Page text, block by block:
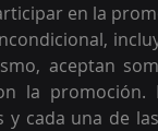
en la
aceptan
la
cada una de